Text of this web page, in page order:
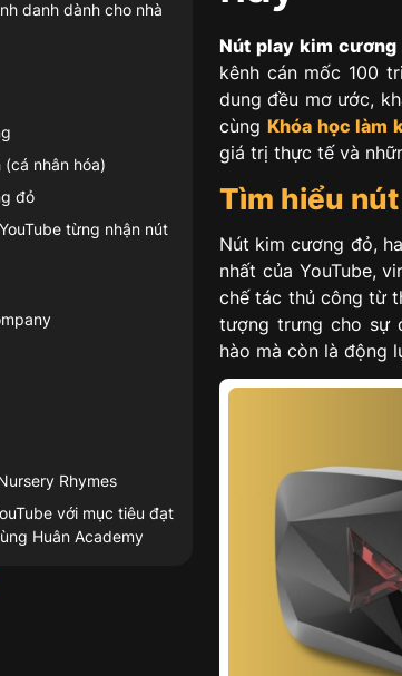
danh dành cho nhà
nhân hóa)
đỏ
từng nhận nút
Rhymes
với mục tiêu đạt
Huân Academy
Nút play kim cương
kênh cán mốc 100
dung đều mơ ước,
cùngKhóa học làm
giá trị thực tế và
Tìm hiểu
Nút kim cương đỏ,
nhất của YouTube,
chế tác thủ công từ
tượng trưng cho sự
hào mà còn là động